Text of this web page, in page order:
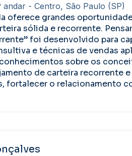
- Centro, São Paulo (SP)
oferece grandes
sólida e recorrente.
foi desenvolvido para
e técnicas de vendas
sobre os
de carteira recorrente
fortalecer o relacionamento